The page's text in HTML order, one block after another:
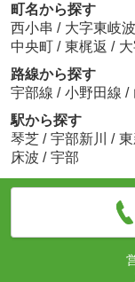
町名から探す
西小串 / 大字東岐波
中央町 / 東梶返 /
路線から探す
宇部線 / 小野田線 /
駅から探す
琴芝 / 宇部新川 / 東
床波 / 宇部